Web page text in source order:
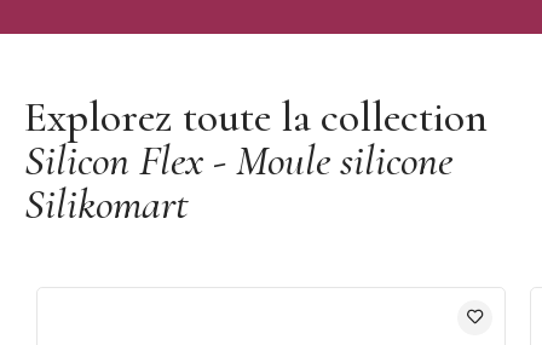
Explorez toute la collection
Silicon Flex - Moule silicone
Silikomart